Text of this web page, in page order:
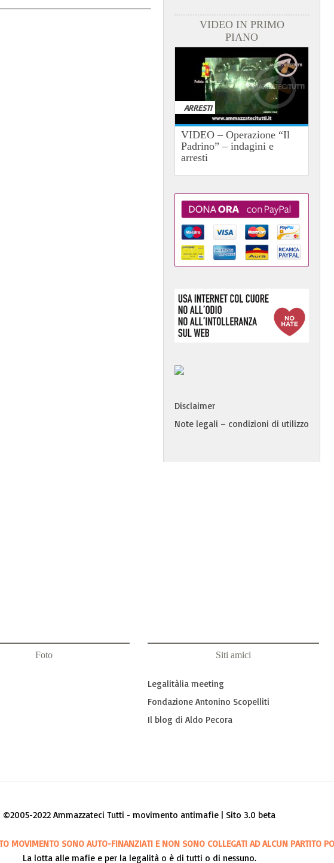
VIDEO IN PRIMO
PIANO
ARRESTI
VIDEO – Operazione “Il
Padrino” – indagini e
arresti
Disclaimer
Note legali – condizioni di utilizzo
Foto Siti amici
Legalitàlia meeting
Fondazione Antonino Scopelliti
Il blog di Aldo Pecora
©2005-2022 Ammazzateci Tutti - movimento antimafie | Sito 3.0 beta
MOVIMENTO SONO AUTO-FINANZIATI E NON SONO COLLEGATI AD ALCUN PARTITO
La lotta alle mafie e per la legalità o è di tutti o di nessuno.